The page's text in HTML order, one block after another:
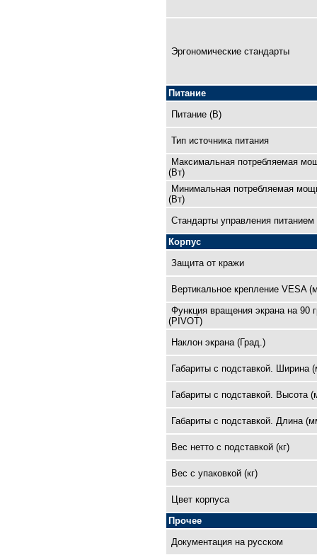
Эргономические стандарты
Питание
Питание (В)
Тип источника питания
Максимальная потребляемая
(Вт)
Минимальная потребляемая
(Вт)
Cтандарты управления питанием
Корпус
Защита от кражи
Вертикальное крепление VESA
Функция вращения экрана на 90
(PIVOT)
Наклон экрана (Град.)
Габариты с подставкой. Ширина
Габариты с подставкой. Высота
Габариты с подставкой. Длина
Вес нетто с подставкой (кг)
Вес с упаковкой (кг)
Цвет корпуса
Прочее
Документация на русском